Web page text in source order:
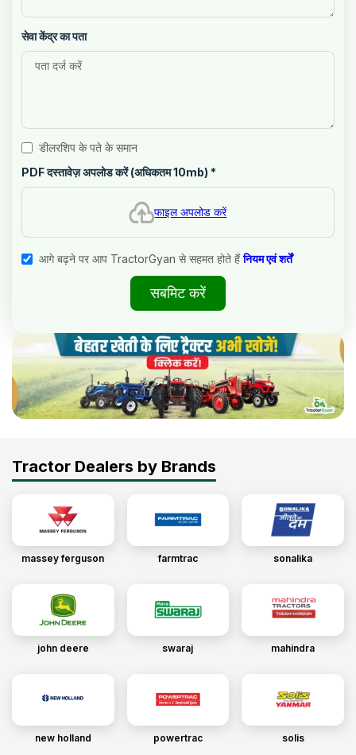
सेवा केंद्र का पता
डीलरशिप के पते के समान
PDF दस्तावेज़ अपलोड करें (अधिकतम 10mb) *
फाइल अपलोड करें
आगे बढ़ने पर आप TractorGyan से सहमत होते हैं नियम एवं शर्तें
सबमिट करें
Tractor Dealers by Brands
massey ferguson farmtrac sonalika
john deere swaraj mahindra
new holland powertrac solis